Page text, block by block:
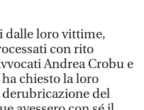
dalle loro vittime,
con rito
Andrea Crobu e
chiesto la loro
del